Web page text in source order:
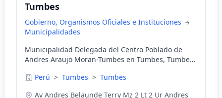
Tumbes
Gobierno, Organismos Oficiales e Instituciones
Municipalidades
Municipalidad Delegada del Centro Poblado de
Andres Araujo Moran-Tumbes en Tumbes, Tumbes,
Perú > Tumbes > Tumbes
Av Andres Belaunde Terry Mz 2 Lt 2 Ur Andres